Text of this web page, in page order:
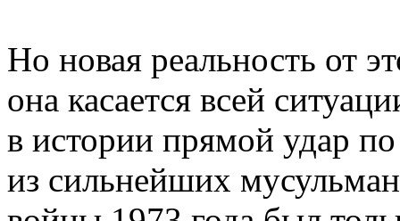
Но новая реальность от
она касается всей
в истории прямой удар
из сильнейших